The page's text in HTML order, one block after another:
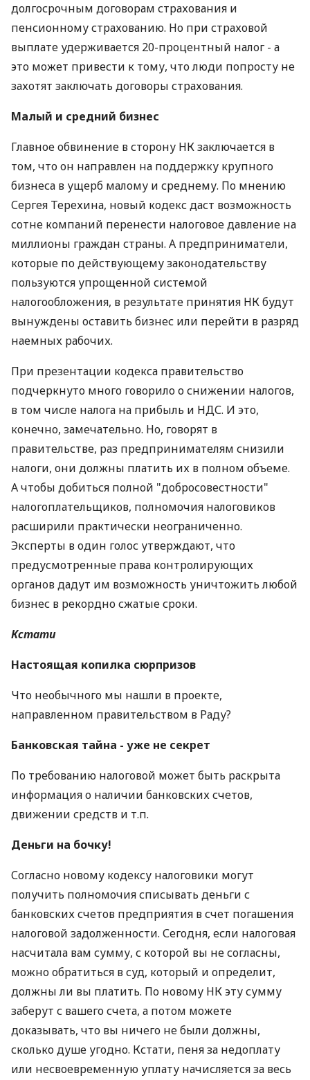
долгосрочным договорам страхования и
пенсионному страхованию. Но при страховой
выплате удерживается 20-процентный налог - а
это может привести к тому, что люди попросту не
захотят заключать договоры страхования.
Малый и средний бизнес
Главное обвинение в сторону НК заключается в
том, что он направлен на поддержку крупного
бизнеса в ущерб малому и среднему. По мнению
Сергея Терехина, новый кодекс даст возможность
сотне компаний перенести налоговое давление на
миллионы граждан страны. А предприниматели,
которые по действующему законодательству
пользуются упрощенной системой
налогообложения, в результате принятия НК будут
вынуждены оставить бизнес или перейти в разряд
наемных рабочих.
При презентации кодекса правительство
подчеркнуто много говорило о снижении налогов,
в том числе налога на прибыль и НДС. И это,
конечно, замечательно. Но, говорят в
правительстве, раз предпринимателям снизили
налоги, они должны платить их в полном объеме.
А чтобы добиться полной "добросовестности"
налогоплательщиков, полномочия налоговиков
расширили практически неограниченно.
Эксперты в один голос утверждают, что
предусмотренные права контролирующих
органов дадут им возможность уничтожить любой
бизнес в рекордно сжатые сроки.
Кстати
Настоящая копилка сюрпризов
Что необычного мы нашли в проекте,
направленном правительством в Раду?
Банковская тайна - уже не секрет
По требованию налоговой может быть раскрыта
информация о наличии банковских счетов,
движении средств и т.п.
Деньги на бочку!
Согласно новому кодексу налоговики могут
получить полномочия списывать деньги с
банковских счетов предприятия в счет погашения
налоговой задолженности. Сегодня, если налоговая
насчитала вам сумму, с которой вы не согласны,
можно обратиться в суд, который и определит,
должны ли вы платить. По новому НК эту сумму
заберут с вашего счета, а потом можете
доказывать, что вы ничего не были должны,
сколько душе угодно. Кстати, пеня за недоплату
или несвоевременную уплату начисляется за весь